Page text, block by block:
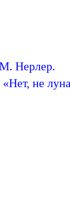
Нерлер.
не